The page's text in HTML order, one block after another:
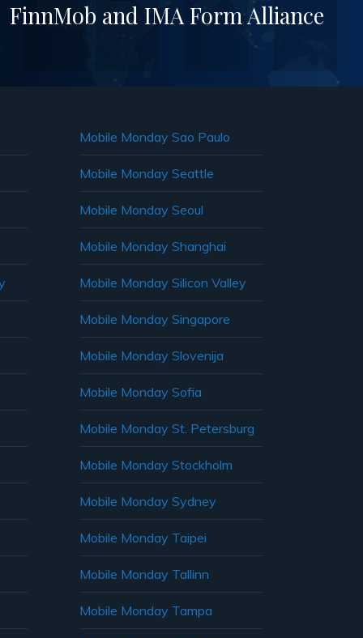
FinnMob and IMA Form Alliance
Mobile Monday Sao Paulo
Mobile Monday Seattle
Mobile Monday Seoul
Mobile Monday Shanghai
Mobile Monday Silicon Valley
Mobile Monday Singapore
Mobile Monday Slovenija
Mobile Monday Sofia
Mobile Monday St. Petersburg
Mobile Monday Stockholm
Mobile Monday Sydney
Mobile Monday Taipei
Mobile Monday Tallinn
Mobile Monday Tampa